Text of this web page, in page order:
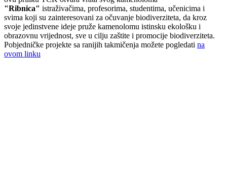
"Ribnica" istraživačima, profesorima, studentima, učenicima i
svima koji su zainteresovani za očuvanje biodiverziteta, da kroz
svoje jedinstvene ideje pruže kamenolomu istinsku ekološku i
obrazovnu vrijednost, sve u cilju zaštite i promocije biodiverziteta.
Pobjedničke projekte sa ranijih takmičenja možete pogledati na
ovom linku